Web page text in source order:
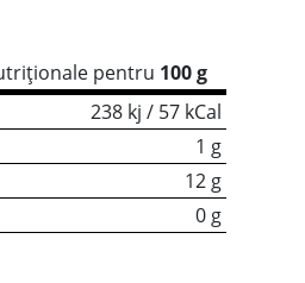
pentru 100 g
238 kj / 57 kCal
1 g
12 g
0 g